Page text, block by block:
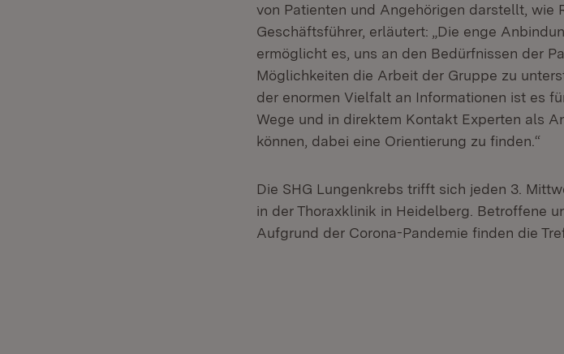
von Patienten und Angehörigen darstellt, wie
Geschäftsführer, erläutert: „Die enge
ermöglicht es, uns an den Bedürfnissen der
Möglichkeiten die Arbeit der Gruppe zu
der enormen Vielfalt an Informationen ist es
Wege und in direktem Kontakt Experten als
können, dabei eine Orientierung zu finden.“
Die SHG Lungenkrebs trifft sich jeden 3.
in der Thoraxklinik in Heidelberg. Betroffene
Aufgrund der Corona-Pandemie finden die